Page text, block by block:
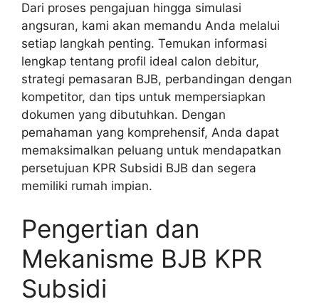
Dari proses pengajuan hingga simulasi
angsuran, kami akan memandu Anda melalui
setiap langkah penting. Temukan informasi
lengkap tentang profil ideal calon debitur,
strategi pemasaran BJB, perbandingan dengan
kompetitor, dan tips untuk mempersiapkan
dokumen yang dibutuhkan. Dengan
pemahaman yang komprehensif, Anda dapat
memaksimalkan peluang untuk mendapatkan
persetujuan KPR Subsidi BJB dan segera
memiliki rumah impian.
Pengertian dan
Mekanisme BJB KPR
Subsidi